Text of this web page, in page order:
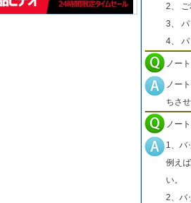
2、
3、
4、
ノー
ノー
ちさ
ノー
1、バ
例え
い。
2、バ